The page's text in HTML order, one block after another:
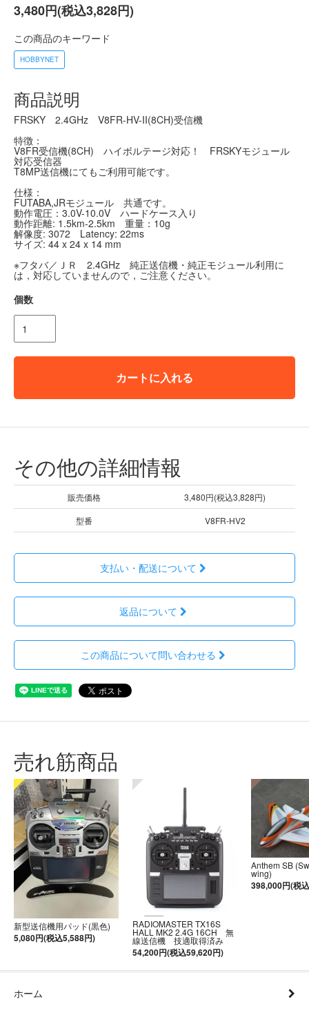
3,480円(税込3,828円)
この商品のキーワード
HOBBYNET
商品説明
FRSKY 2.4GHz V8FR-HV-II(8CH)受信機
特徴：
V8FR受信機(8CH) ハイボルテージ対応！ FRSKYモジュール
対応受信器
T8MP送信機にてもご利用可能です。
仕様：
FUTABA,JRモジュール 共通です。
動作電圧：3.0V-10.0V ハードケース入り
動作距離: 1.5km-2.5km 重量：10g
解像度: 3072 Latency: 22ms
サイズ: 44 x 24 x 14 mm
※フタバ／ＪＲ 2.4GHz 純正送信機・純正モジュール利用に
は，対応していませんので，ご注意ください。
個数
カートに入れる
その他の詳細情報
販売価格
3,480円(税込3,828円)
型番
V8FR-HV2
支払い・配送について
返品について
この商品について問い合わせる
売れ筋商品
新型送信機用パッド(黒色)
5,080円(税込5,588円)
RADIOMASTER TX16S
HALL MK2 2.4G 16CH 無
線送信機 技適取得済み
54,200円(税込59,620円)
Anthem SB
wing)
398,000円(税
ホーム